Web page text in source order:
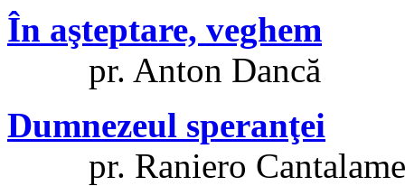
În aşteptare, veghem
pr. Anton Dancă
Dumnezeul speranţei
pr. Raniero